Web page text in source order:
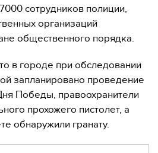
сотрудников полиции,
организаций
общественного порядка.
в городе при обследовании
запланировано проведение
Победы, правоохранители
прохожего пистолет, а
обнаружили гранату.